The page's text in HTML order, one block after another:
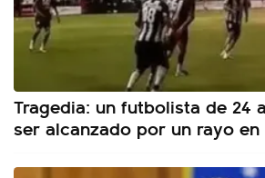
Tragedia: un futbolista de 24
ser alcanzado por un rayo